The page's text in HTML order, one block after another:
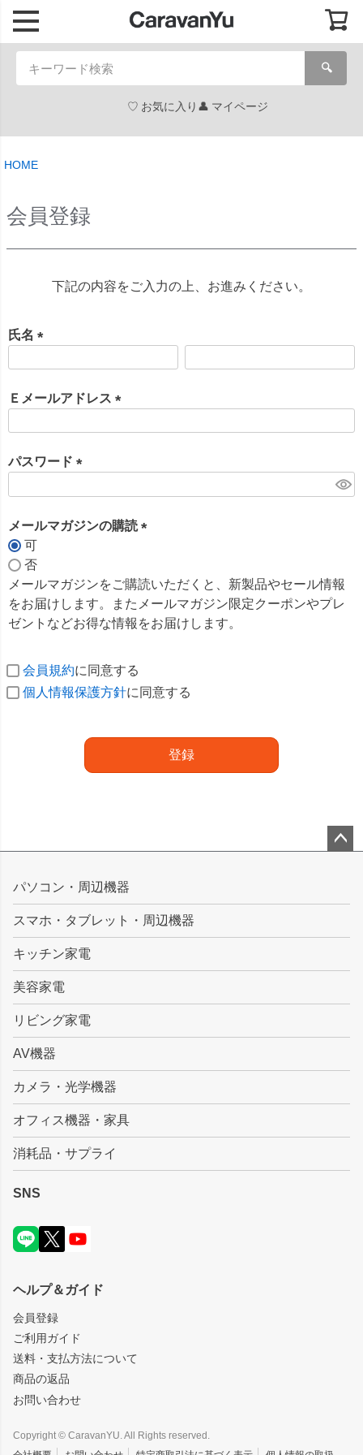
🔍
お気に入り マイページ
HOME
会員登録
下記の内容をご入力の上、お進みください。
氏名
須
Ｅメールアドレス
パスワード
須
メールマガジンの購読
須
)
可
否
メールマガジンをご購読いただくと、新製品やセール情報
をお届けします。またメールマガジン限定クーポンやプレ
ゼントなどお得な情報をお届けします。
会員規約に同意する
個人情報保護方針に同意する
登録
ップ
パソコン・周辺機器
スマホ・タブレット・周辺機器
キッチン家電
美容家電
リビング家電
AV機器
カメラ・光学機器
オフィス機器・家具
消耗品・サプライ
SNS
ヘルプ＆ガイド
会員登録
ご利用ガイド
送料・支払方法について
商品の返品
お問い合わせ
Copyright © CaravanYU. All Rights reserved.